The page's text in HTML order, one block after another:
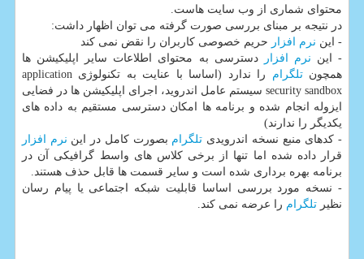
محتوای شماری از وب سایت هاست.
در نتیجه بر مبنای بررسی صورت گرفته می توان اظهار داشت:
- این نرم افزار حریم خصوصی كاربران را نقض نمی كند
- این نرم افزار
دسترسی به محتوای اطلاعات سایر اپلیكیشن ها
همچونتلگرام
را ندارد (اساسا با عنایت به تكنولوژی application
security sandbox سیستم عامل اندروید، اجرای اپلیكیشن ها در فضایی
ایزوله انجام شده و برنامه ها امكان دسترسی مستقیم به داده های
یكدیگر را ندارند)
- كدهای منبع نسخه اندرویدی تلگرام بصورت كامل در این نرم افزار
قرار داده شده اما تنها از برخی كلاس های واسط گرافیكی آن در
برنامه بهره برداری شده است و سایر قسمت ها قابل حذف هستند.
- نسخه مورد بررسی اساسا قابلیت شبكه اجتماعی یا پیام رسان
نظیر تلگرام را عرضه نمی كند.